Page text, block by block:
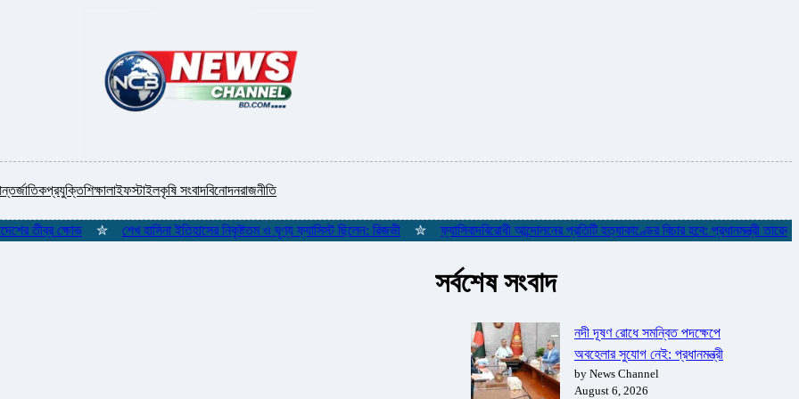
প্রযুক্তিশিক্ষালাইফস্টাইলকৃষি সংবাদবিনোদনরাজনীতি
তীব্র ক্ষোভ ✮ শেখ হাসিনা ইতিহাসের নিকৃষ্টতম ও ঘৃণ্য ফ্যাসিস্ট ছিলেন: রিজভী ✮ ফ্যাসিবাদবিরোধী আন্দোলনের প্রতিটি হত্যাকাণ্ডের বিচার হবে: প্রধানমন্ত্রী তারেক রহমান
সর্বশেষ সংবাদ
নদী দূষণ রোধে সমন্বিত পদক্ষেপে
অবহেলার সুযোগ নেই: প্রধানমন্ত্রী
by News Channel
August 6, 2026